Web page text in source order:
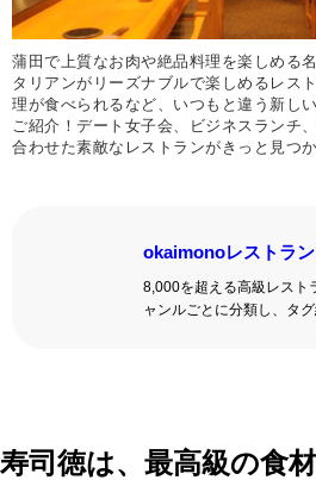
蒲田で上質なお肉や絶品料理を楽しめる
タリアンがリーズナブルで楽しめるレス
理が食べられるなど、いつもと違う新し
ご紹介！デート女子会、ビジネスランチ
合わせた素敵なレストランがきっと見つか
okaimonoレストラ
8,000を超える高級レスト
ャンルごとに分類し、タグ
寿司徳は、最高級の食